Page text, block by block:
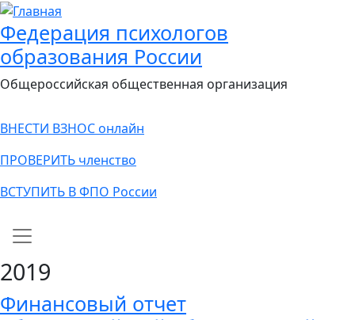
Федерация психологов
образования России
Общероссийская общественная организация
ВНЕСТИ ВЗНОС онлайн
ПРОВЕРИТЬ членство
ВСТУПИТЬ В ФПО России
Main navigation
2019
Финансовый отчет